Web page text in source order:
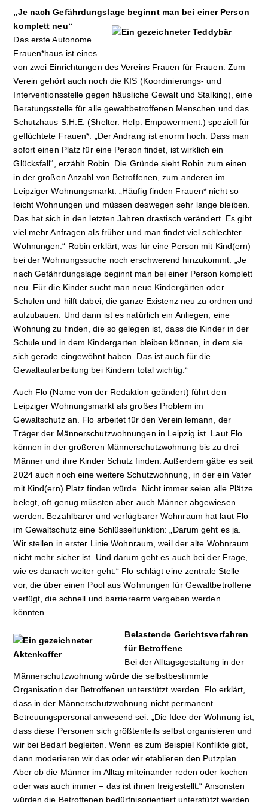
„Je nach Gefährdungslage beginnt man bei einer Person
komplett neu“
Das erste Autonome
Frauen*haus ist eines
von zwei Einrichtungen des Vereins Frauen für Frauen. Zum
Verein gehört auch noch die KIS (Koordinierungs- und
Interventionsstelle gegen häusliche Gewalt und Stalking), eine
Beratungsstelle für alle gewaltbetroffenen Menschen und das
Schutzhaus S.H.E. (Shelter. Help. Empowerment.) speziell für
geflüchtete Frauen*. „Der Andrang ist enorm hoch. Dass man
sofort einen Platz für eine Person findet, ist wirklich ein
Glücksfall“, erzählt Robin. Die Gründe sieht Robin zum einen
in der großen Anzahl von Betroffenen, zum anderen im
Leipziger Wohnungsmarkt. „Häufig finden Frauen* nicht so
leicht Wohnungen und müssen deswegen sehr lange bleiben.
Das hat sich in den letzten Jahren drastisch verändert. Es gibt
viel mehr Anfragen als früher und man findet viel schlechter
Wohnungen.“ Robin erklärt, was für eine Person mit Kind(ern)
bei der Wohnungssuche noch erschwerend hinzukommt: „Je
nach Gefährdungslage beginnt man bei einer Person komplett
neu. Für die Kinder sucht man neue Kindergärten oder
Schulen und hilft dabei, die ganze Existenz neu zu ordnen und
aufzubauen. Und dann ist es natürlich ein Anliegen, eine
Wohnung zu finden, die so gelegen ist, dass die Kinder in der
Schule und in dem Kindergarten bleiben können, in dem sie
sich gerade eingewöhnt haben. Das ist auch für die
Gewaltaufarbeitung bei Kindern total wichtig.“
Auch Flo (Name von der Redaktion geändert) führt den
Leipziger Wohnungsmarkt als großes Problem im
Gewaltschutz an. Flo arbeitet für den Verein lemann, der
Träger der Männerschutzwohnungen in Leipzig ist. Laut Flo
können in der größeren Männerschutzwohnung bis zu drei
Männer und ihre Kinder Schutz finden. Außerdem gäbe es seit
2024 auch noch eine weitere Schutzwohnung, in der ein Vater
mit Kind(ern) Platz finden würde. Nicht immer seien alle Plätze
belegt, oft genug müssten aber auch Männer abgewiesen
werden. Bezahlbarer und verfügbarer Wohnraum hat laut Flo
im Gewaltschutz eine Schlüsselfunktion: „Darum geht es ja.
Wir stellen in erster Linie Wohnraum, weil der alte Wohnraum
nicht mehr sicher ist. Und darum geht es auch bei der Frage,
wie es danach weiter geht.“ Flo schlägt eine zentrale Stelle
vor, die über einen Pool aus Wohnungen für Gewaltbetroffene
verfügt, die schnell und barrierearm vergeben werden
könnten.
Belastende Gerichtsverfahren
für Betroffene
Bei der Alltagsgestaltung in der
Männerschutzwohnung würde die selbstbestimmte
Organisation der Betroffenen unterstützt werden. Flo erklärt,
dass in der Männerschutzwohnung nicht permanent
Betreuungspersonal anwesend sei: „Die Idee der Wohnung ist,
dass diese Personen sich größtenteils selbst organisieren und
wir bei Bedarf begleiten. Wenn es zum Beispiel Konflikte gibt,
dann moderieren wir das oder wir etablieren den Putzplan.
Aber ob die Männer im Alltag miteinander reden oder kochen
oder was auch immer – das ist ihnen freigestellt.“ Ansonsten
würden die Betroffenen bedürfnisorientiert unterstützt werden.